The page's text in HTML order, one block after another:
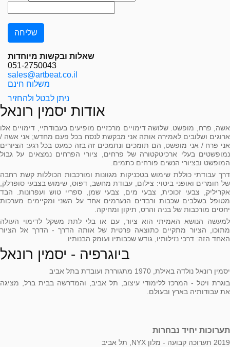
שאלות ובקשות מיוחדות
051-2750043
sales@artbeat.co.il
משלוח חינם
ניתן לבטל ולהחזיר
אודות יסמין רונאל
אשה, פרח, מופשט. שלושה דימויים מרכזיים מופיעים בעבודתיי, דימויים אלו
ארוגים ושלובים לאמירה אותה אני מבקשת לנסח בכל פעם מחדש; אני אשה /
אני פרח / אני מופשט, הם תומכים ונתמכים זה בזה כמעט בכל רגע: הציורים
נמופשטים בעלי ארכיטקטורה של פרחים, ציורי הפרחים נמצאים על גבול
המופשט ובציורי הנשים פורחים כתמים.
דרך עבודתי כוללת שימוש בטכניקות מגוונות ומורכבות הכוללות קשת רחבה
של חומרים ואופני ביטוי: צילום, עבודת מחשב, דפוס, שימוש בצבעי סופרלק,
אקריליק, צבעי זכוכית, צבעי מים, צבעי שמן, ספריי טוש ועפרונות. הבד
מטופל בשלבים שכבות ורבדים הנערמים אחד על השני ומקיימים מערכות
יחסים מורכבות של בניה והרס, תיקון ומחיקה.
למעשה הנושא האמיתי הוא ציור, עם או בלי לתת משקל לדימוי העולה
מתוכו, הציור מתקיים כתוצאה פרטית של אותה הדרך - הדרך אל הציור
האחד הזה: דרכי נזילותיו, גודש שכבותיו ועומק הבנותיו.
ביוגרפיה - יסמין רונאל
יסמין רונאל נולדה באילת, 1970 מתגוררת ועובדת בתל אביב
בוגרת ויטל - המרכז ללימודי עיצוב, תל אביב, והמדרשה בבית ברל, מציגה
את עבודותיה בארץ ובעולם.
תערוכות יחיד נבחרות
2019 תערוכה קבועה - מלון NYX, תל אביב